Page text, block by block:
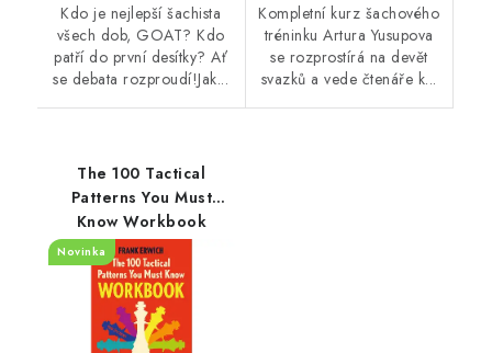
Kdo je nejlepší šachista
všech dob, GOAT? Kdo
patří do první desítky? Ať
se debata rozproudí!Jak...
Kompletní kurz šachového
tréninku Artura Yusupova
se rozprostírá na devět
svazků a vede čtenáře k...
The 100 Tactical
Patterns You Must
Know Workbook
Novinka